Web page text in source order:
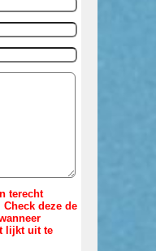
terecht
deze de
lijkt uit te